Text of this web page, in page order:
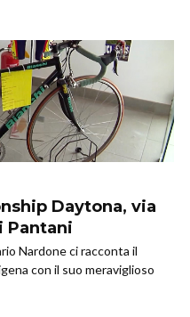
Daytona, via
Pantani
Nardone ci racconta il
con il suo meraviglioso